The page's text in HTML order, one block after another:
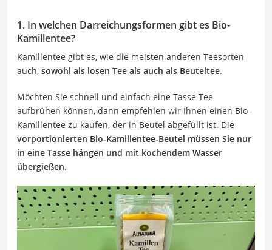
1. In welchen Darreichungsformen gibt es Bio-
Kamillentee?
Kamillentee gibt es, wie die meisten anderen Teesorten
auch, sowohl als losen Tee als auch als Beuteltee.
Möchten Sie schnell und einfach eine Tasse Tee
aufbrühen können, dann empfehlen wir Ihnen einen Bio-
Kamillentee zu kaufen, der in Beutel abgefüllt ist. Die
vorportionierten Bio-Kamillentee-Beutel müssen Sie nur
in eine Tasse hängen und mit kochendem Wasser
übergießen.